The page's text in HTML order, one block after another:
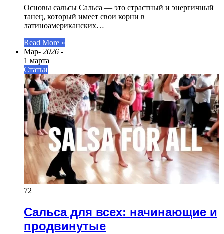
Основы сальсы Сальса — это страстный и энергичный
танец, который имеет свои корни в
латиноамериканских…
Read More »
Мар- 2026 -
1 марта
Статьи
72
Сальса для всех: начинающие и
продвинутые